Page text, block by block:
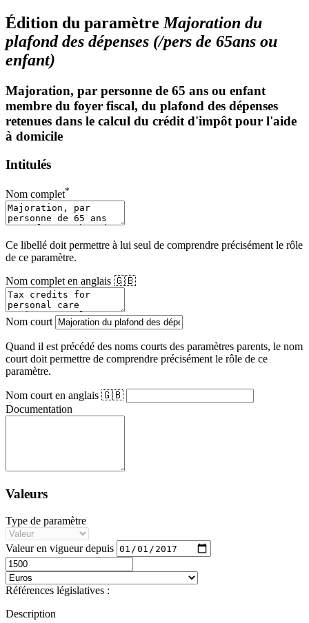
Édition du paramètre Majoration du
plafond des dépenses (/pers de 65ans ou
enfant)
Majoration, par personne de 65 ans ou enfant
membre du foyer fiscal, du plafond des dépenses
retenues dans le calcul du crédit d'impôt pour l'aide
à domicile
Intitulés
Nom complet*
Ce libellé doit permettre à lui seul de comprendre précisément le rôle
de ce paramètre.
Nom complet en anglais 🇬🇧
Nom court
Quand il est précédé des noms courts des paramètres parents, le nom
court doit permettre de comprendre précisément le rôle de ce
paramètre.
Nom court en anglais 🇬🇧
Documentation
Valeurs
Type de paramètre
Valeur en vigueur depuis
Références législatives :
Description